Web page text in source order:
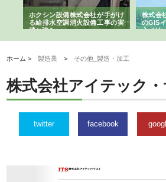
ホクシン設備株式会社が手がけ
る給排水空調消火設備工事の実
績と強み
株式会
のGIS
入メリ
ホーム >製造業 > その他_製造・加工
株式会社アイテック
twitter facebook